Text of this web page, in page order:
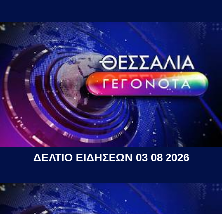
ΔΕΛΤΙΟ ΕΙΔΗΣΕΩΝ 03 08 2026